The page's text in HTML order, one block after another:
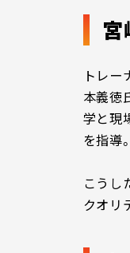
宮
トレー
本義徳
学と現
を指導。
こうし
クオリ